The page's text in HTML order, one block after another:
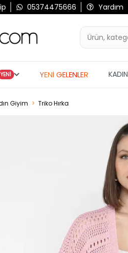
05374475666 Yardım
YENİ YENİ GELENLER KADIN
Giyim Triko Hırka